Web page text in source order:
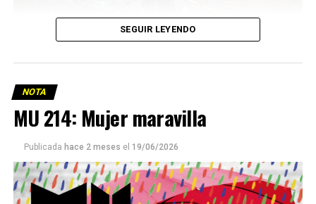
Este número 215 de MU ☝️viene con doble tapa, que
SEGUIR LEYENDO
NOTA
MU 214: Mujer maravilla
Publicada hace 2 meses el 19/06/2026